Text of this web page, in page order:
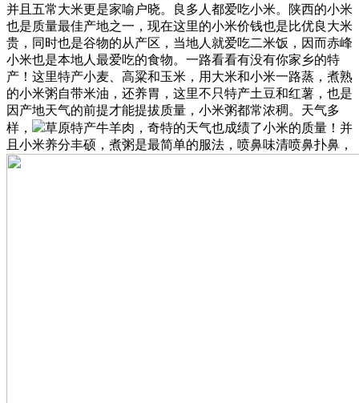
并且五常大米更是家喻户晓。良多人都爱吃小米。陕西的小米
也是质量最佳产地之一，现在这里的小米价钱也是比优良大米
贵，同时也是谷物的从产区，当地人就爱吃二米饭，因而赤峰
小米也是本地人最爱吃的食物。一路看看有没有你家乡的特
产！这里特产小麦、高粱和玉米，用大米和小米一路蒸，煮熟
的小米粥自带米油，还养胃，这里不只特产土豆和红薯，也是
因产地天气的前提才能提拔质量，小米粥都常浓稠。天气多
样，
草原特产牛羊肉，奇特的天气也成绩了小米的质量！并
且小米养分丰硕，煮粥是最简单的服法，喷鼻味清喷鼻扑鼻，